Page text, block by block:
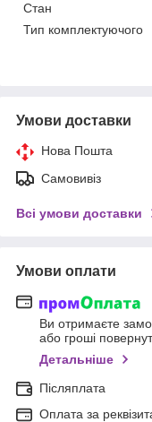
Стан
Тип комплектуючого
Умови доставки
Нова Пошта
Самовивіз
Всі умови доставки
Умови оплати
Ви отримаєте
або гроші
Детальніше
Післяплата
Оплата за